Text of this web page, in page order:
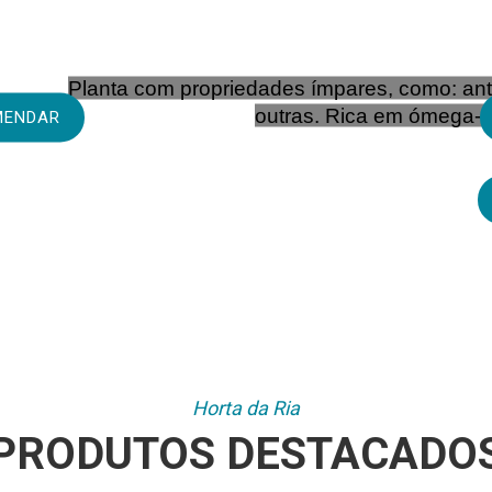
Planta com propriedades ímpares, como:
outras. Rica em ómega-
Horta da Ria